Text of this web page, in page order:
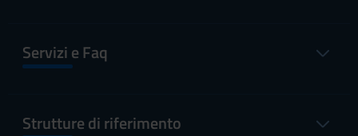
Servizi e Faq
Strutture di riferimento